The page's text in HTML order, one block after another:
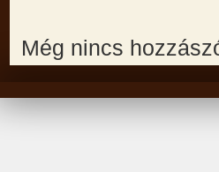
Még nincs